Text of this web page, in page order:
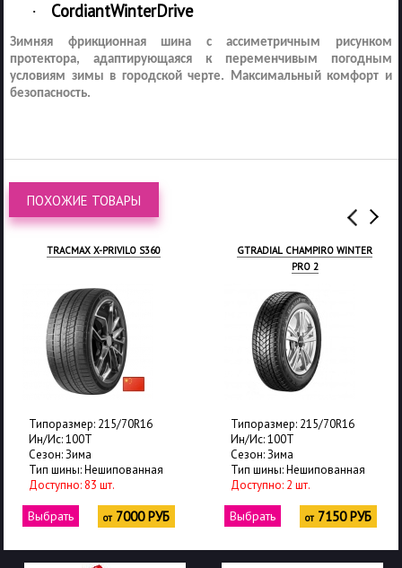
· CordiantWinterDrive
Зимняя фрикционная шина с ассиметричным рисунком
протектора, адаптирующаяся к переменчивым погодным
условиям зимы в городской черте. Максимальный комфорт и
безопасность.
ПОХОЖИЕ ТОВАРЫ
X-PRIVILO S360
215/70R16
100T
Зима
Нешипованная
83 шт.
от7000 РУБ
GTRADIAL CHAMPIRO WINTER
Типоразмер: 215/70R16
Ин/Ис: 100T
Сезон: Зима
Тип шины: Нешипованная
Доступно: 2 шт.
от7150 РУБ